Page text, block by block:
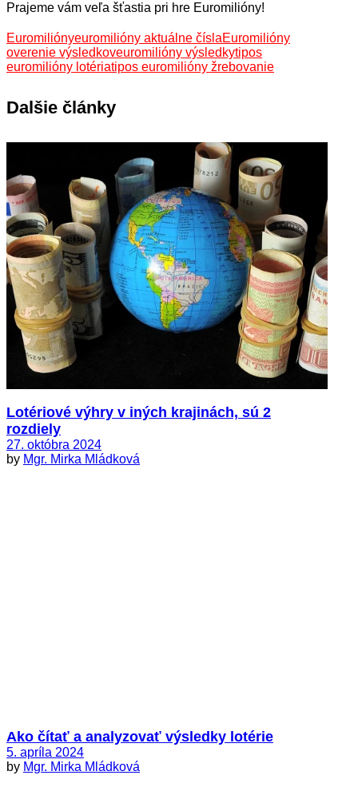
Prajeme vám veľa šťastia pri hre Euromilióny!
Euromiliónyeuromilióny aktuálne číslaEuromilióny
overenie výsledkoveuromilióny výsledkytipos
euromilióny lotériatipos euromilióny žrebovanie
Dalšie články
Lotériové výhry v iných krajinách, sú 2
rozdiely
27. októbra 2024
by Mgr. Mirka Mládková
Ako čítať a analyzovať výsledky lotérie
5. apríla 2024
by Mgr. Mirka Mládková